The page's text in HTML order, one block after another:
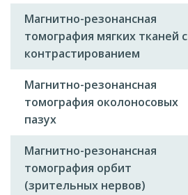
Магнитно-резонансная
томография мягких тканей с
контрастированием
Магнитно-резонансная
томография околоносовых
пазух
Магнитно-резонансная
томография орбит
(зрительных нервов)